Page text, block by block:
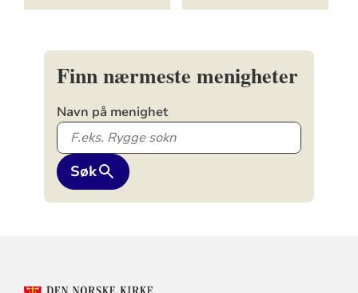
Finn nærmeste menigheter
Navn på menighet
Søk